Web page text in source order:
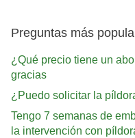
Preguntas más
¿Qué precio tiene un
gracias
¿Puedo solicitar la
Tengo 7 semanas de
la intervención con